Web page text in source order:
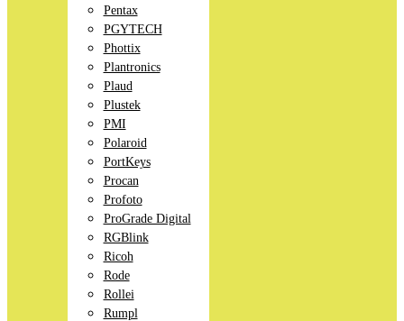
Pentax
PGYTECH
Phottix
Plantronics
Plaud
Plustek
PMI
Polaroid
PortKeys
Procan
Profoto
ProGrade Digital
RGBlink
Ricoh
Rode
Rollei
Rumpl